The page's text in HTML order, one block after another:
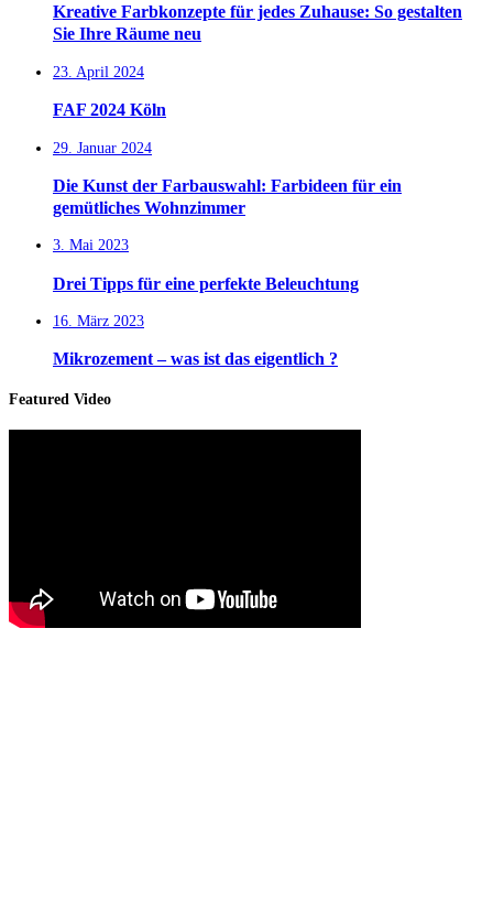
Kreative Farbkonzepte für jedes Zuhause: So gestalten
Sie Ihre Räume neu
23. April 2024
FAF 2024 Köln
29. Januar 2024
Die Kunst der Farbauswahl: Farbideen für ein
gemütliches Wohnzimmer
3. Mai 2023
Drei Tipps für eine perfekte Beleuchtung
16. März 2023
Mikrozement – was ist das eigentlich ?
Featured Video